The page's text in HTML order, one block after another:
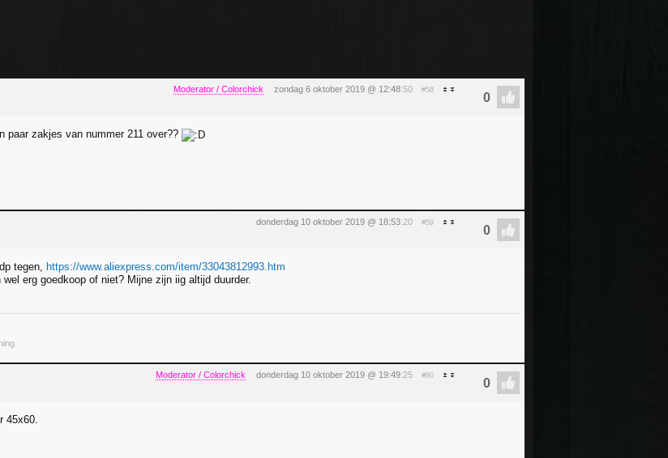
Moderator / Colorchick zondag 6 oktober 2019 @ 12:48:50 #58
paar zakjes van nummer 211 over??
donderdag 10 oktober 2019 @ 18:53:20 #59
tegen, https://www.aliexpress.com/item/33043812993.htm
erg goedkoop of niet? Mijne zijn iig altijd duurder.
Moderator / Colorchick donderdag 10 oktober 2019 @ 19:49:25 #60
45x60.